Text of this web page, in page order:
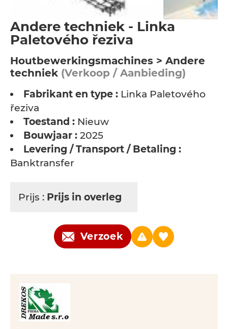
Andere techniek - Linka
Paletového řeziva
Houtbewerkingsmachines > Andere
techniek (Verkoop / Aanbieding)
Fabrikant en type : Linka Paletového
řeziva
Toestand : Nieuw
Bouwjaar : 2025
Levering / Transport / Betaling :
Banktransfer
Prijs : Prijs in overleg
Verzoek